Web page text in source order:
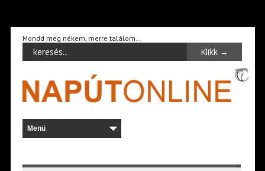
Mondd meg nékem, merre találom…